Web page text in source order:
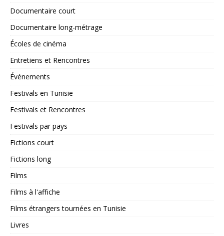
Documentaire court
Documentaire long-métrage
Écoles de cinéma
Entretiens et Rencontres
Événements
Festivals en Tunisie
Festivals et Rencontres
Festivals par pays
Fictions court
Fictions long
Films
Films à l'affiche
Films étrangers tournées en Tunisie
Livres